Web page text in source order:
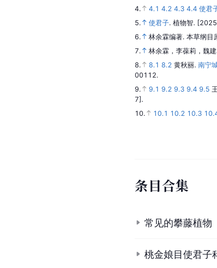
4.
4.1 4.2 4.3 4.4 使君
5.
使君子. 植物智.
6.
林余霖编著. 本草纲目
7.
林余霖，李葆莉，魏
8.
8.1 8.2 黄秋丽. 南宁
00112.
9.
9.1 9.2 9.3 9.4 9.5
7].
10.
10.1 10.2 10.3
条目合集
常见的攀藤植物
桃金娘目使君子